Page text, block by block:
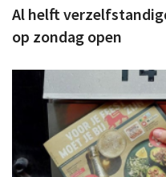
Al helft
op zondag open